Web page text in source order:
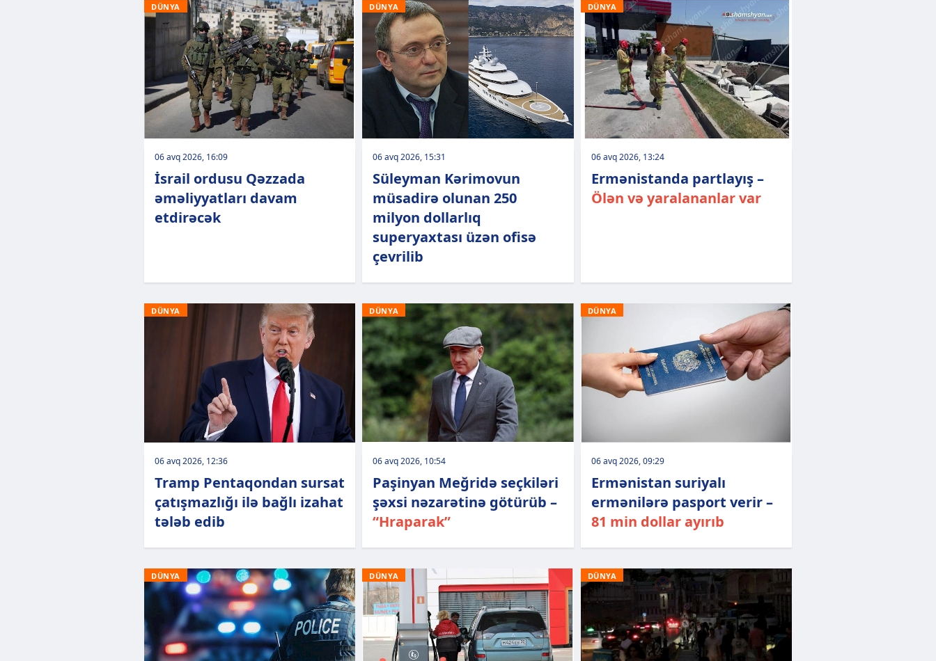
DÜNYA
06 avq 2026, 16:09
İsrail ordusu Qəzzada
əməliyyatları davam
etdirəcək
DÜNYA
06 avq 2026, 15:31
Süleyman Kərimovun
müsadirə olunan 250
milyon dollarlıq
superyaxtası üzən ofisə
çevrilib
DÜNYA
06 avq 2026, 13:24
Ermənistanda partlayış –
Ölən və yaralananlar var
DÜNYA
06 avq 2026, 12:36
Tramp Pentaqondan sursat
çatışmazlığı ilə bağlı izahat
tələb edib
DÜNYA
06 avq 2026, 10:54
Paşinyan Meğridə seçkiləri
şəxsi nəzarətinə götürüb –
“Hraparak”
DÜNYA
06 avq 2026, 09:29
Ermənistan suriyalı
ermənilərə pasport verir –
81 min dollar ayırıb
DÜNYA DÜNYA DÜNYA